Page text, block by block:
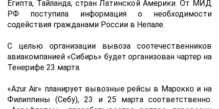
Египта, Тайланда, стран Латинской Америки. От МИД
РФ поступила информация о необходимости
содействия гражданами России в Непале.
С целью организации вывоза соотечественников
авиакомпанией «Сибирь» будет организован чартер на
Тенерифе 23 марта.
«Azur Air» планирует вывозные рейсы в Марокко и на
Филиппины (Себу), 23 и 25 марта соответственно.